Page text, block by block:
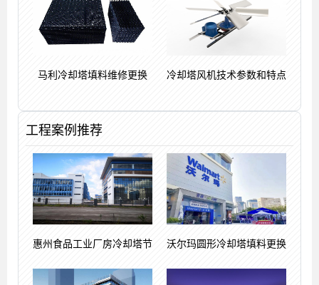
马利冷却塔填料维修更换 冷却塔风机技术参数和特点
工程案例推荐
惠州食品工业厂房冷却塔节 沃尔玛圆形冷却塔填料更换